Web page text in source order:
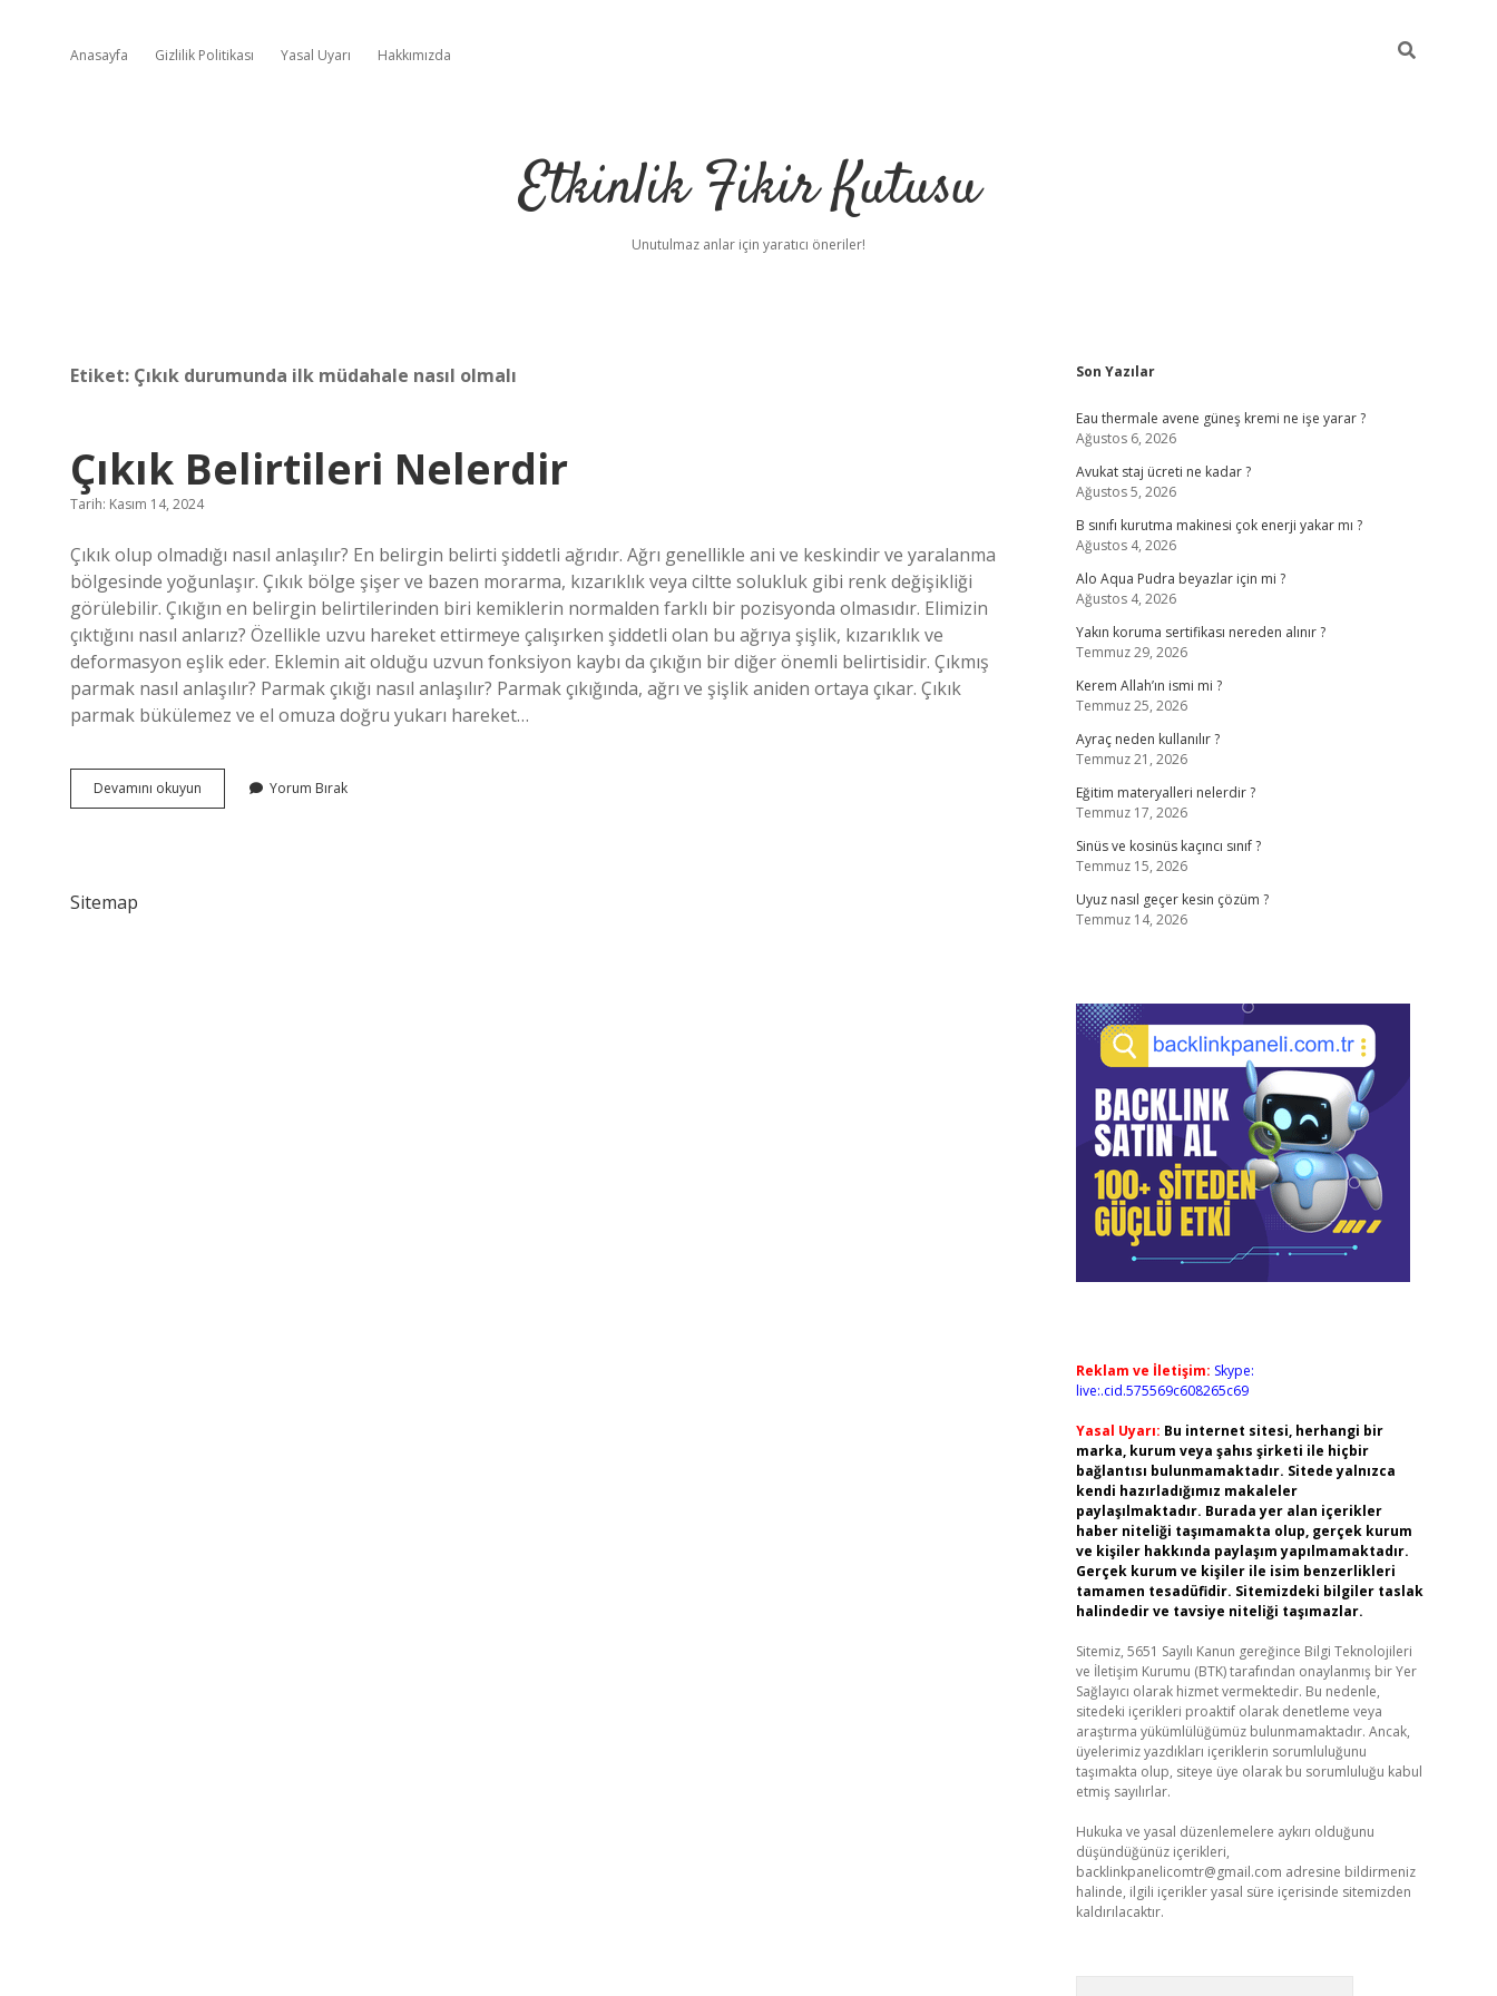
Anasayfa Gizlilik Politikası Yasal Uyarı Hakkımızda
Etkinlik Fikir Kutusu
Unutulmaz anlar için yaratıcı öneriler!
Etiket: Çıkık durumunda ilk müdahale nasıl olmalı
Çıkık Belirtileri Nelerdir
Tarih: Kasım 14, 2024
Çıkık olup olmadığı nasıl anlaşılır? En belirgin belirti şiddetli ağrıdır. Ağrı genellikle ani ve keskindir ve yaralanma
bölgesinde yoğunlaşır. Çıkık bölge şişer ve bazen morarma, kızarıklık veya ciltte solukluk gibi renk değişikliği
görülebilir. Çıkığın en belirgin belirtilerinden biri kemiklerin normalden farklı bir pozisyonda olmasıdır. Elimizin
çıktığını nasıl anlarız? Özellikle uzvu hareket ettirmeye çalışırken şiddetli olan bu ağrıya şişlik, kızarıklık ve
deformasyon eşlik eder. Eklemin ait olduğu uzvun fonksiyon kaybı da çıkığın bir diğer önemli belirtisidir. Çıkmış
parmak nasıl anlaşılır? Parmak çıkığı nasıl anlaşılır? Parmak çıkığında, ağrı ve şişlik aniden ortaya çıkar. Çıkık
parmak bükülemez ve el omuza doğru yukarı hareket…
Devamını okuyun
Belirtileri
Yorum Bırak
Sitemap
Sidebar
Son Yazılar
Eau thermale avene güneş kremi ne işe yarar ?
Ağustos 6, 2026
Avukat staj ücreti ne kadar ?
Ağustos 5, 2026
B sınıfı kurutma makinesi çok enerji yakar mı ?
Ağustos 4, 2026
Alo Aqua Pudra beyazlar için mi ?
Ağustos 4, 2026
Yakın koruma sertifikası nereden alınır ?
Temmuz 29, 2026
Kerem Allah’ın ismi mi ?
Temmuz 25, 2026
Ayraç neden kullanılır ?
Temmuz 21, 2026
Eğitim materyalleri nelerdir ?
Temmuz 17, 2026
Sinüs ve kosinüs kaçıncı sınıf ?
Temmuz 15, 2026
Uyuz nasıl geçer kesin çözüm ?
Temmuz 14, 2026
Reklam ve İletişim: Skype:
live:.cid.575569c608265c69
Yasal Uyarı: Bu internet sitesi, herhangi bir
marka, kurum veya şahıs şirketi ile hiçbir
bağlantısı bulunmamaktadır. Sitede yalnızca
kendi hazırladığımız makaleler
paylaşılmaktadır. Burada yer alan içerikler
haber niteliği taşımamakta olup, gerçek kurum
ve kişiler hakkında paylaşım yapılmamaktadır.
Gerçek kurum ve kişiler ile isim benzerlikleri
tamamen tesadüfidir. Sitemizdeki bilgiler taslak
halindedir ve tavsiye niteliği taşımazlar.
Sitemiz, 5651 Sayılı Kanun gereğince Bilgi Teknolojileri
ve İletişim Kurumu (BTK) tarafından onaylanmış bir Yer
Sağlayıcı olarak hizmet vermektedir. Bu nedenle,
sitedeki içerikleri proaktif olarak denetleme veya
araştırma yükümlülüğümüz bulunmamaktadır. Ancak,
üyelerimiz yazdıkları içeriklerin sorumluluğunu
taşımakta olup, siteye üye olarak bu sorumluluğu kabul
etmiş sayılırlar.
Hukuka ve yasal düzenlemelere aykırı olduğunu
düşündüğünüz içerikleri,
backlinkpanelicomtr@gmail.com adresine bildirmeniz
halinde, ilgili içerikler yasal süre içerisinde sitemizden
kaldırılacaktır.